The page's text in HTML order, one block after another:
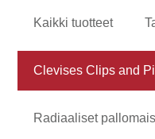
Kaikki tuotteet
Clevises Clips and
Radiaaliset